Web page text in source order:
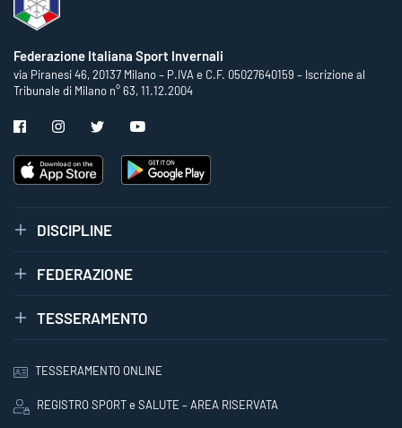
Federazione Italiana Sport Invernali
via Piranesi 46, 20137 Milano – P.IVA e C.F. 05027640159 – Iscrizione al
Tribunale di Milano n° 63, 11.12.2004
DISCIPLINE
FEDERAZIONE
TESSERAMENTO
TESSERAMENTO ONLINE
REGISTRO SPORT e SALUTE – AREA RISERVATA